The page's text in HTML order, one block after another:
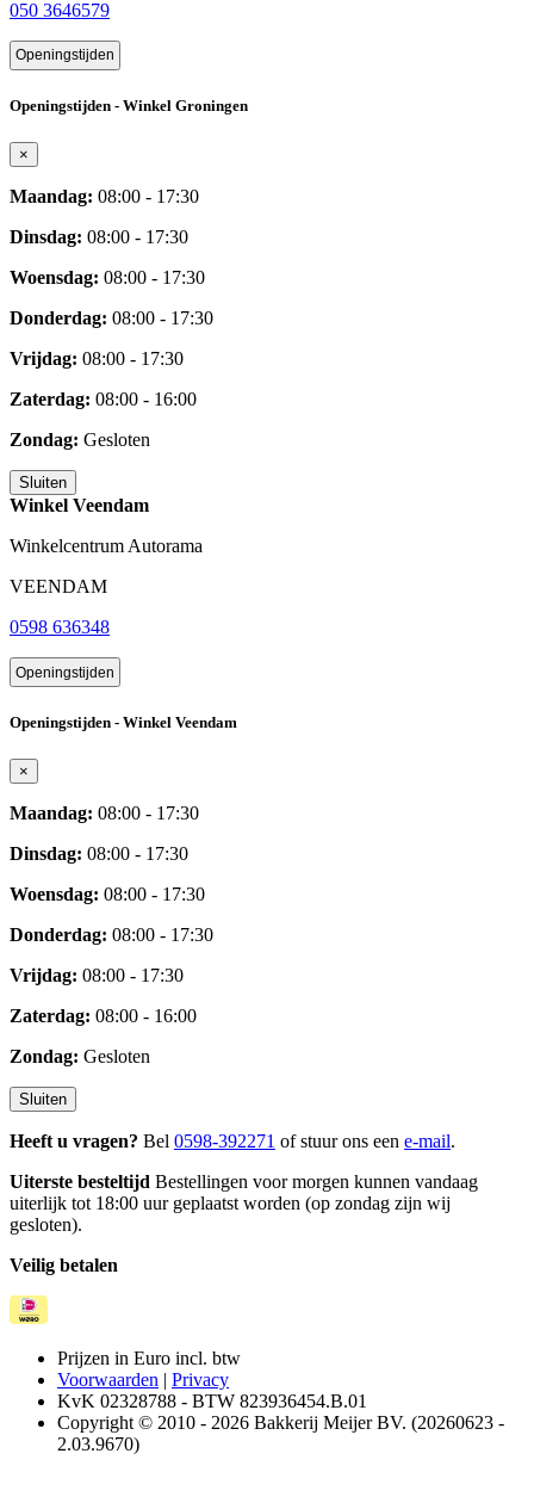
050 3646579
Openingstijden
Openingstijden - Winkel Groningen
×
Maandag: 08:00 - 17:30
Dinsdag: 08:00 - 17:30
Woensdag: 08:00 - 17:30
Donderdag: 08:00 - 17:30
Vrijdag: 08:00 - 17:30
Zaterdag: 08:00 - 16:00
Zondag: Gesloten
Sluiten
Winkel Veendam
Winkelcentrum Autorama
VEENDAM
0598 636348
Openingstijden
Openingstijden - Winkel Veendam
×
Maandag: 08:00 - 17:30
Dinsdag: 08:00 - 17:30
Woensdag: 08:00 - 17:30
Donderdag: 08:00 - 17:30
Vrijdag: 08:00 - 17:30
Zaterdag: 08:00 - 16:00
Zondag: Gesloten
Sluiten
Heeft u vragen? Bel 0598-392271 of stuur ons een e-mail.
Uiterste besteltijd Bestellingen voor morgen kunnen vandaag
uiterlijk tot 18:00 uur geplaatst worden (op zondag zijn wij
gesloten).
Veilig betalen
Prijzen in Euro incl. btw
Voorwaarden
Privacy
KvK 02328788 - BTW 823936454.B.01
Copyright © 2010 - 2026 Bakkerij Meijer BV. (20260623 -
2.03.9670)